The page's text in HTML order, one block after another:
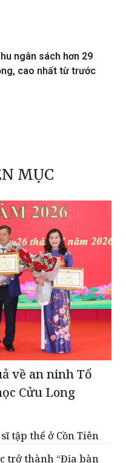
ngân sách hơn 29
cao nhất từ trước
MỤC
về an ninh Tổ
Cửu Long
tập thể ở Cồn Tiên
trở thành “Địa bàn